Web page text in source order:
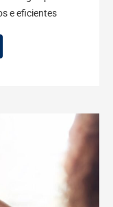
e eficientes